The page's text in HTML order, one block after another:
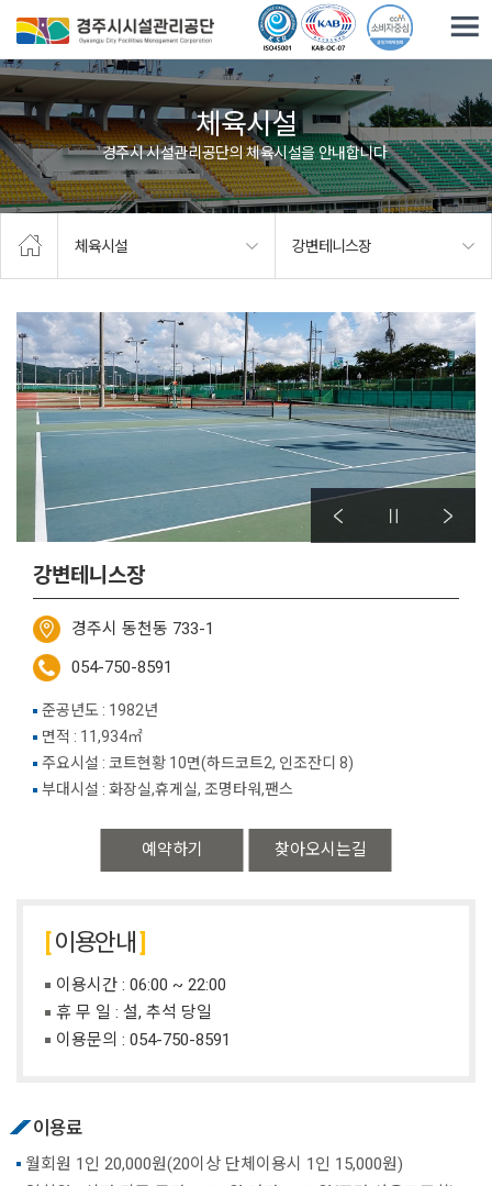
체육시설
경주시 시설관리공단의 체육시설을 안내합니다.
체육시설 강변테니스장
강변테니스장
경주시 동천동 733-1
054-750-8591
예약하기 찾아오시는길
준공년도 : 1982년
면적 : 11,934㎡
주요시설 : 코트현황 10면(하드코트2, 인조잔디 8)
부대시설 : 화장실,휴게실, 조명타워,팬스
이용안내
이용시간 : 06:00 ~ 22:00
휴 무 일 : 설, 추석 당일
이용문의 : 054-750-8591
이용료
월회원 1인 20,000원(20이상 단체이용시 1인 15,000원)